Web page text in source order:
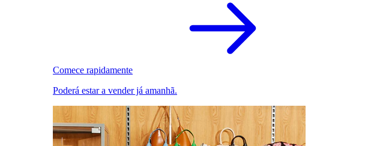
Comece rapidamente
Poderá estar a vender já amanhã.